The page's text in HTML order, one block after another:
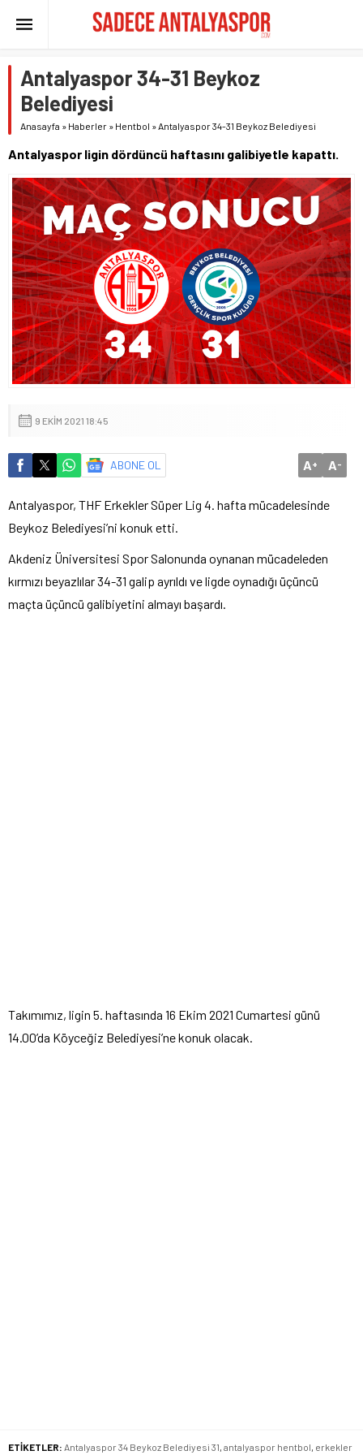
Antalyaspor 34-31 Beykoz
Belediyesi
Anasayfa » Haberler » Hentbol »Antalyaspor 34-31 Beykoz Belediyesi
Antalyaspor ligin dördüncü haftasını galibiyetle kapattı.
9 EKIM 2021 18:45
ABONE OL A+ A-
Antalyaspor, THF Erkekler Süper Lig 4. hafta mücadelesinde
Beykoz Belediyesi’ni konuk etti.
Akdeniz Üniversitesi Spor Salonunda oynanan mücadeleden
kırmızı beyazlılar 34-31 galip ayrıldı ve ligde oynadığı üçüncü
maçta üçüncü galibiyetini almayı başardı.
Takımımız, ligin 5. haftasında 16 Ekim 2021 Cumartesi günü
14.00’da Köyceğiz Belediyesi’ne konuk olacak.
ETİKETLER: Antalyaspor 34 Beykoz Belediyesi 31 antalyaspor hentbol erkekler